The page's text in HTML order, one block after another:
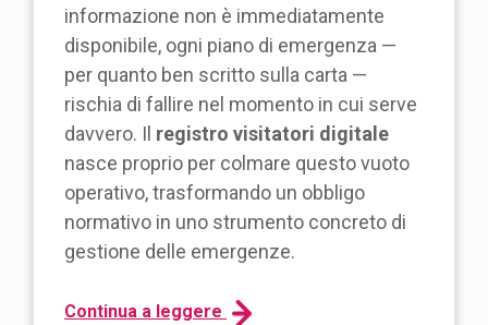
informazione non è immediatamente
disponibile, ogni piano di emergenza —
per quanto ben scritto sulla carta —
rischia di fallire nel momento in cui serve
davvero. Il registro visitatori digitale
nasce proprio per colmare questo vuoto
operativo, trasformando un obbligo
normativo in uno strumento concreto di
gestione delle emergenze.
Continua a leggere